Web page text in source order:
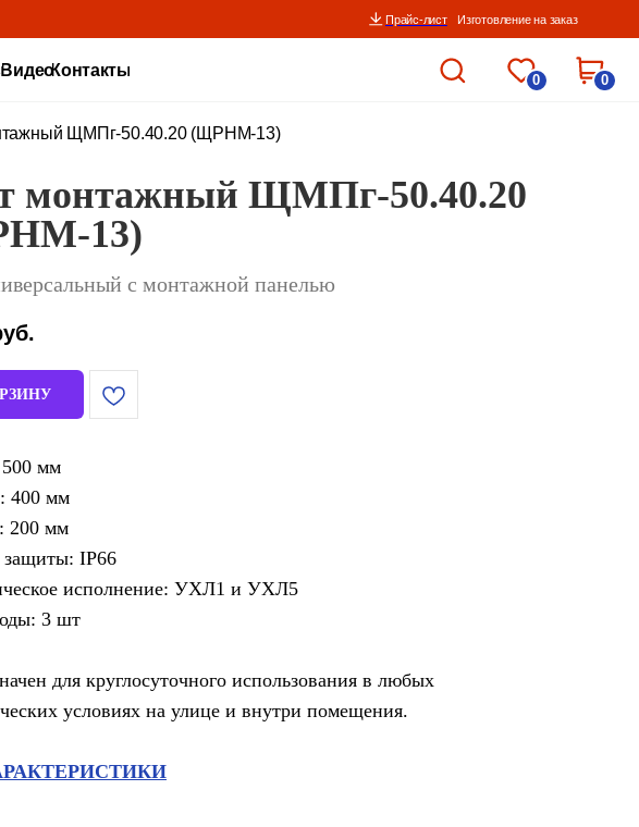
Изготовление на заказ
ЩМПг-50.40.20 (ЩРНМ-13)
монтажный ЩМПг-50.40.20
13)
с монтажной панелью
мм
400 мм
200 мм
защиты: IP66
исполнение: УХЛ1 и УХЛ5
3 шт
для круглосуточного использования в любых
условиях на улице и внутри помещения.